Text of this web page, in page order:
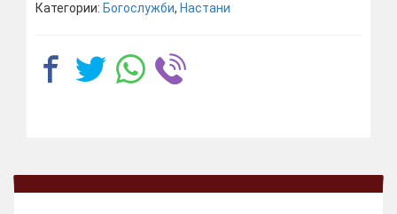
Категории: Богослужби, Настани